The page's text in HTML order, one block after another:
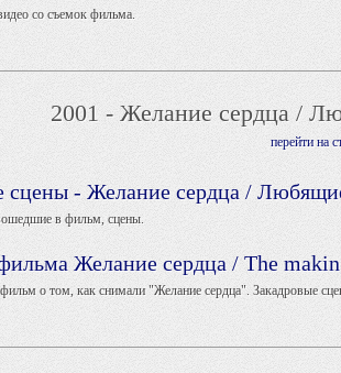
со съемок фильма.
2001 - Желание сердца /
перейти на
сцены - Желание сердца /
в фильм, сцены.
Желание сердца / The
о том, как снимали "Желание сердца". Закадровые